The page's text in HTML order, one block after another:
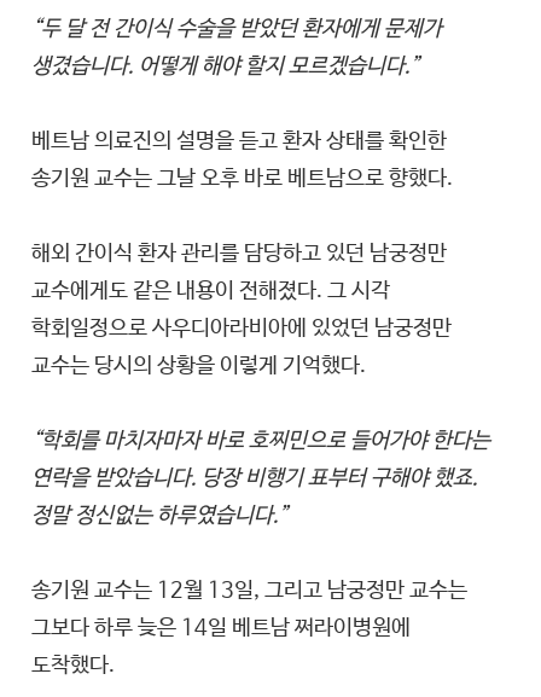
“두 달 전 간이식 수술을 받았던 환자에게 문제가
생겼습니다. 어떻게 해야 할지 모르겠습니다.”
베트남 의료진의 설명을 듣고 환자 상태를 확인한
송기원 교수는 그날 오후 바로 베트남으로 향했다.
해외 간이식 환자 관리를 담당하고 있던 남궁정만
교수에게도 같은 내용이 전해졌다. 그 시각
학회일정으로 사우디아라비아에 있었던 남궁정만
교수는 당시의 상황을 이렇게 기억했다.
“학회를 마치자마자 바로 호찌민으로 들어가야 한다는
연락을 받았습니다. 당장 비행기 표부터 구해야 했죠.
정말 정신없는 하루였습니다.”
송기원 교수는 12월 13일, 그리고 남궁정만 교수는
그보다 하루 늦은 14일 베트남 쩌라이병원에
도착했다.